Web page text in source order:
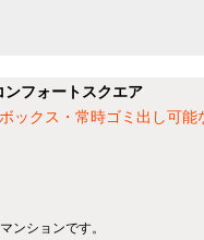
ンフォートスクエア
ックス・常時ゴミ出し可能
ンションです。